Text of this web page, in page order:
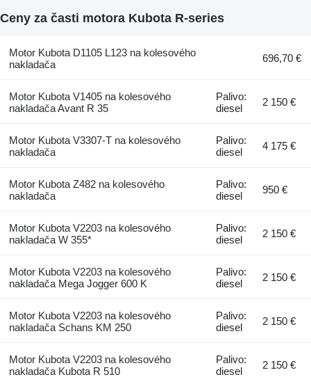
Ceny za časti motora Kubota R-series
Motor Kubota D1105 L123 na kolesového
nakladača
696,70 €
Motor Kubota V1405 na kolesového
nakladača Avant R 35
Palivo:
diesel
2 150 €
Motor Kubota V3307-T na kolesového
nakladača
Palivo:
diesel
4 175 €
Motor Kubota Z482 na kolesového
nakladača
Palivo:
diesel
950 €
Motor Kubota V2203 na kolesového
nakladača W 355*
Palivo:
diesel
2 150 €
Motor Kubota V2203 na kolesového
nakladača Mega Jogger 600 K
Palivo:
diesel
2 150 €
Motor Kubota V2203 na kolesového
nakladača Schans KM 250
Palivo:
diesel
2 150 €
Motor Kubota V2203 na kolesového
nakladača Kubota R 510
Palivo:
diesel
2 150 €